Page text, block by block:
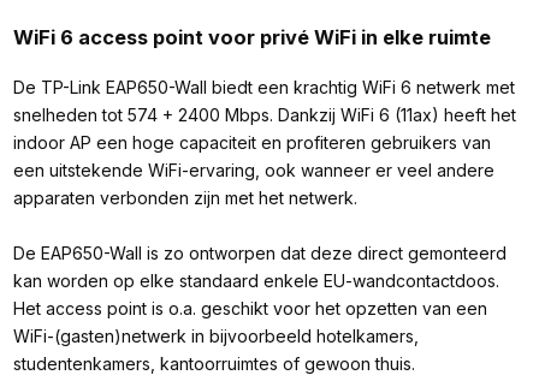
WiFi 6 access point voor privé WiFi in elke ruimte
De TP-Link EAP650-Wall biedt een krachtig WiFi 6 netwerk met
snelheden tot 574 + 2400 Mbps. Dankzij WiFi 6 (11ax) heeft het
indoor AP een hoge capaciteit en profiteren gebruikers van
een uitstekende WiFi-ervaring, ook wanneer er veel andere
apparaten verbonden zijn met het netwerk.
De EAP650-Wall is zo ontworpen dat deze direct gemonteerd
kan worden op elke standaard enkele EU-wandcontactdoos.
Het access point is o.a. geschikt voor het opzetten van een
WiFi-(gasten)netwerk in bijvoorbeeld hotelkamers,
studentenkamers, kantoorruimtes of gewoon thuis.